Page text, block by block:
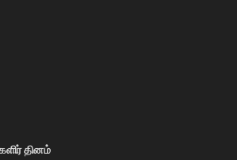
தினம்